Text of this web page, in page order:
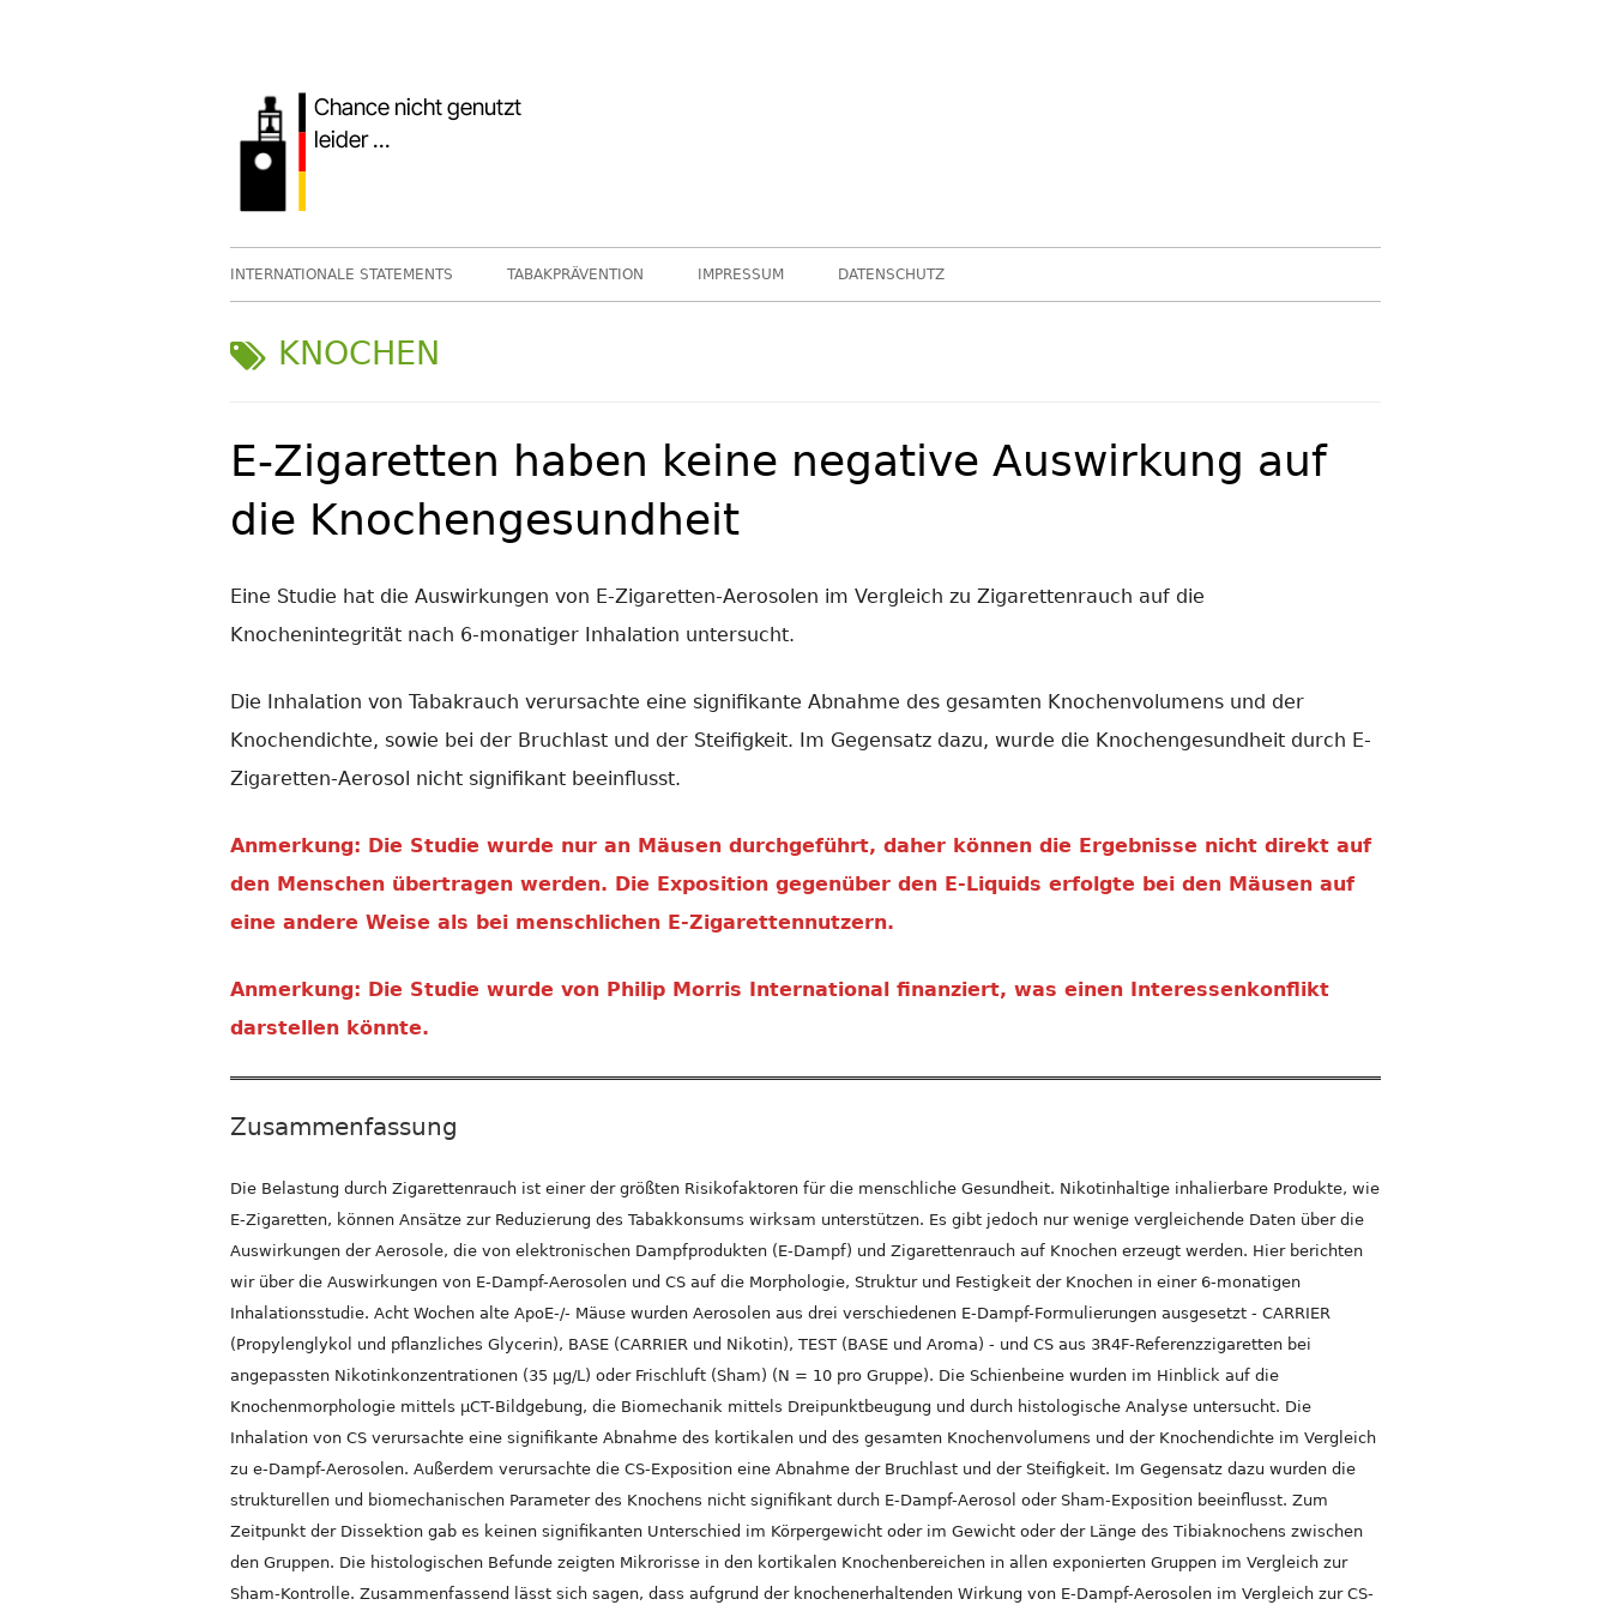
Primäres
Menü
INTERNATIONALE STATEMENTS TABAKPRÄVENTION IMPRESSUM DATENSCHUTZ
SCHLAGWORT:
KNOCHEN
E-Zigaretten haben keine negative Auswirkung auf
die Knochengesundheit
Eine Studie hat die Auswirkungen von E-Zigaretten-Aerosolen im Vergleich zu Zigarettenrauch auf die
Knochenintegrität nach 6-monatiger Inhalation untersucht.
Die Inhalation von Tabakrauch verursachte eine signifikante Abnahme des gesamten Knochenvolumens und der
Knochendichte, sowie bei der Bruchlast und der Steifigkeit. Im Gegensatz dazu, wurde die Knochengesundheit durch E-
Zigaretten-Aerosol nicht signifikant beeinflusst.
Anmerkung: Die Studie wurde nur an Mäusen durchgeführt, daher können die Ergebnisse nicht direkt auf
den Menschen übertragen werden. Die Exposition gegenüber den E-Liquids erfolgte bei den Mäusen auf
eine andere Weise als bei menschlichen E-Zigarettennutzern.
Anmerkung: Die Studie wurde von Philip Morris International finanziert, was einen Interessenkonflikt
darstellen könnte.
Zusammenfassung
Die Belastung durch Zigarettenrauch ist einer der größten Risikofaktoren für die menschliche Gesundheit. Nikotinhaltige inhalierbare Produkte, wie
E-Zigaretten, können Ansätze zur Reduzierung des Tabakkonsums wirksam unterstützen. Es gibt jedoch nur wenige vergleichende Daten über die
Auswirkungen der Aerosole, die von elektronischen Dampfprodukten (E-Dampf) und Zigarettenrauch auf Knochen erzeugt werden. Hier berichten
wir über die Auswirkungen von E-Dampf-Aerosolen und CS auf die Morphologie, Struktur und Festigkeit der Knochen in einer 6-monatigen
Inhalationsstudie. Acht Wochen alte ApoE-/- Mäuse wurden Aerosolen aus drei verschiedenen E-Dampf-Formulierungen ausgesetzt - CARRIER
(Propylenglykol und pflanzliches Glycerin), BASE (CARRIER und Nikotin), TEST (BASE und Aroma) - und CS aus 3R4F-Referenzzigaretten bei
angepassten Nikotinkonzentrationen (35 µg/L) oder Frischluft (Sham) (N = 10 pro Gruppe). Die Schienbeine wurden im Hinblick auf die
Knochenmorphologie mittels µCT-Bildgebung, die Biomechanik mittels Dreipunktbeugung und durch histologische Analyse untersucht. Die
Inhalation von CS verursachte eine signifikante Abnahme des kortikalen und des gesamten Knochenvolumens und der Knochendichte im Vergleich
zu e-Dampf-Aerosolen. Außerdem verursachte die CS-Exposition eine Abnahme der Bruchlast und der Steifigkeit. Im Gegensatz dazu wurden die
strukturellen und biomechanischen Parameter des Knochens nicht signifikant durch E-Dampf-Aerosol oder Sham-Exposition beeinflusst. Zum
Zeitpunkt der Dissektion gab es keinen signifikanten Unterschied im Körpergewicht oder im Gewicht oder der Länge des Tibiaknochens zwischen
den Gruppen. Die histologischen Befunde zeigten Mikrorisse in den kortikalen Knochenbereichen in allen exponierten Gruppen im Vergleich zur
Sham-Kontrolle. Zusammenfassend lässt sich sagen, dass aufgrund der knochenerhaltenden Wirkung von E-Dampf-Aerosolen im Vergleich zur CS-